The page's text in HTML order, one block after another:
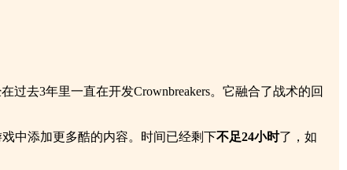
去3年里一直在开发Crownbreakers。它融合了战术的回
中添加更多酷的内容。时间已经剩下不足24小时了，如